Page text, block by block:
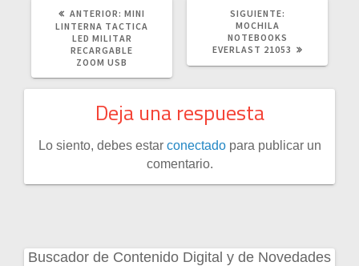
ANTERIOR: POST
ANTERIOR:
MINI
LINTERNA TACTICA
LED MILITAR
RECARGABLE
ZOOM USB
SIGUIENTE:
MOCHILA
NOTEBOOKS
EVERLAST 21053
Deja una respuesta
Lo siento, debes estar conectadopara publicar un
comentario.
Buscador de Contenido Digital y de Novedades